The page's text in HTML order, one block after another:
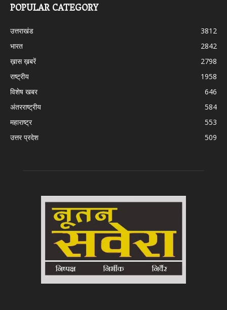
POPULAR CATEGORY
उत्तराखंड
3812
भारत
2842
ख़ास ख़बरें
2798
राष्ट्रीय
1958
विशेष खबर
646
अंतरराष्ट्रीय
584
महाराष्ट्र
553
उत्तर प्रदेश
509